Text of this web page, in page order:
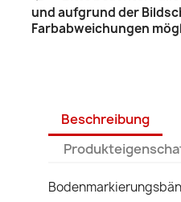
und aufgrund der
Farbabweichungen
Beschreibung